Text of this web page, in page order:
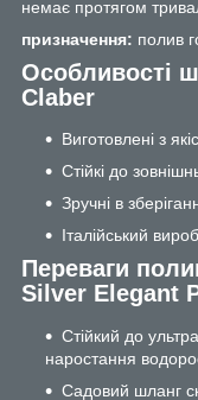
немає протягом
призначення: полив
Особливості
Claber
Виготовлені з
Стійкі до
Зручні в
Італійський
Переваги
Silver Elegant
Стійкий до
наростання
Садовий шланг